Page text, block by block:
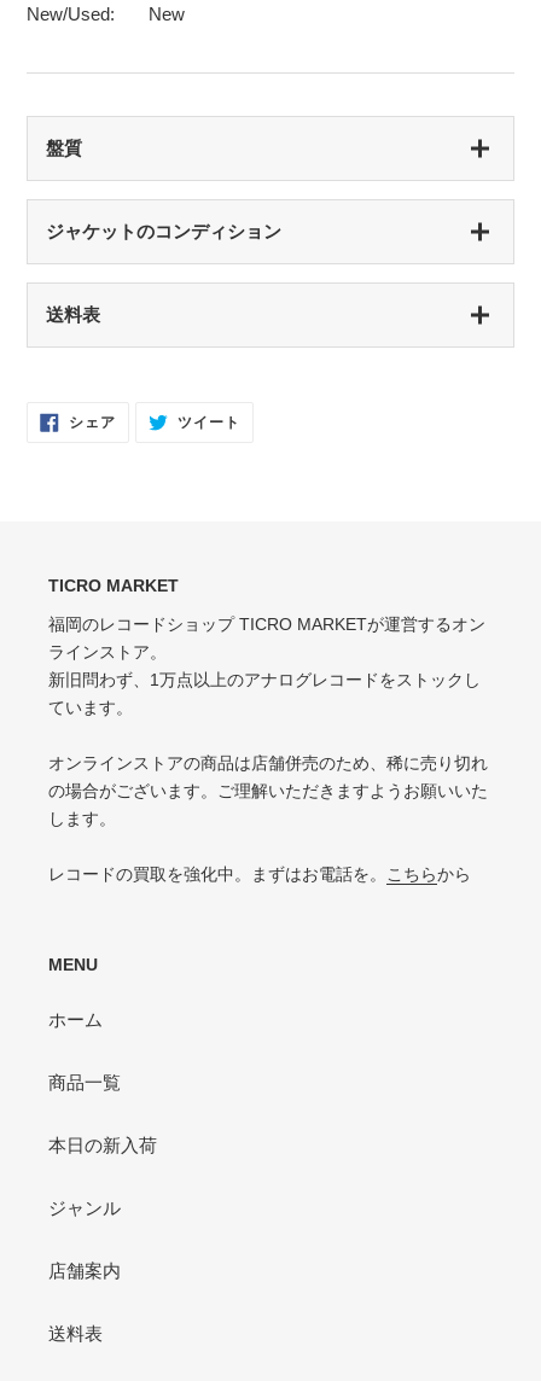
New/Used: New
盤質
開封済み・新品同様
キズなどで少々ノイズが出る
VG-（VERY GOOD-）
キズ・ノイズが目立つ
P（POOR）
ジャケットのコンディション
スレ・シワ・リングウェア・カット・ドリルホール、底抜けが気にならない
VG（VERY GOOD）
目立つリングウェアや底抜け・裂け・書き込み・カットがある / アメリカ買付
の中古盤として標準的な状態
ひどいリングウェアや底抜け・裂け・書き込みなどがある
P（POOR）
VG-よりジャケットの状態が悪くおすすめできない
送料表
シェアFacebookツイート
TICRO MARKET
福岡のレコードショップ TICRO MARKETが運営するオン
ラインストア。
新旧問わず、1万点以上のアナログレコードをストックし
ています。
オンラインストアの商品は店舗併売のため、稀に売り切れ
の場合がございます。ご理解いただきますようお願いいた
します。
レコードの買取を強化中。まずはお電話を。 こちらから
MENU
ホーム
商品一覧
本日の新入荷
ジャンル
店舗案内
送料表